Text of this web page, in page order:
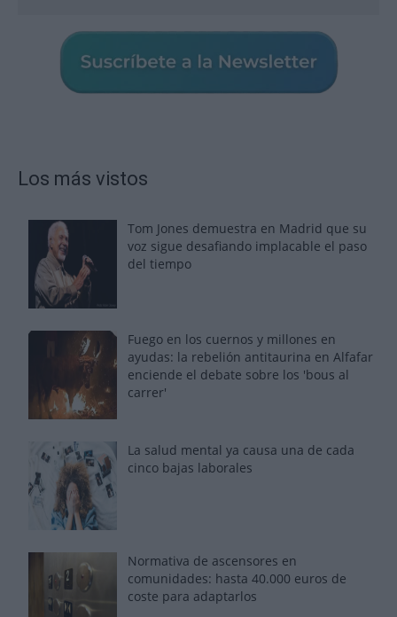
Los más vistos
Tom Jones demuestra en Madrid que su
voz sigue desafiando implacable el paso
del tiempo
Fuego en los cuernos y millones en
ayudas: la rebelión antitaurina en Alfafar
enciende el debate sobre los 'bous al
carrer'
La salud mental ya causa una de cada
cinco bajas laborales
Normativa de ascensores en
comunidades: hasta 40.000 euros de
coste para adaptarlos